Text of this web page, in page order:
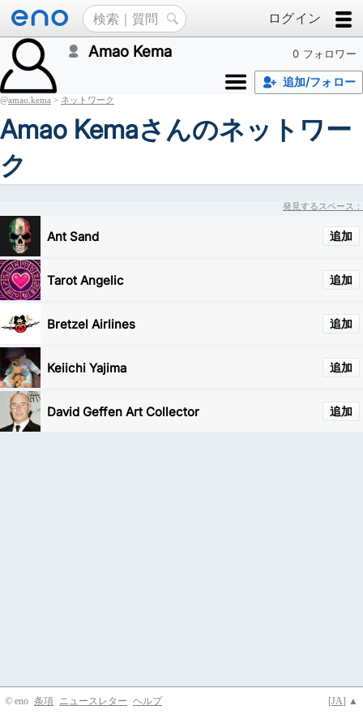
ログイン
0 フォロワー
Amao Kema
追加/フォロー
@amao.kema > ネットワーク
Amao Kemaさんのネットワー
ク
発見するスペース：
追加
Ant Sand
追加
Tarot Angelic
追加
Bretzel Airlines
追加
Keiichi Yajima
追加
David Geffen Art Collector
© eno [JA] ▲
条項 ニュースレター ヘルプ